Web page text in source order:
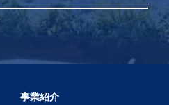
事業紹介